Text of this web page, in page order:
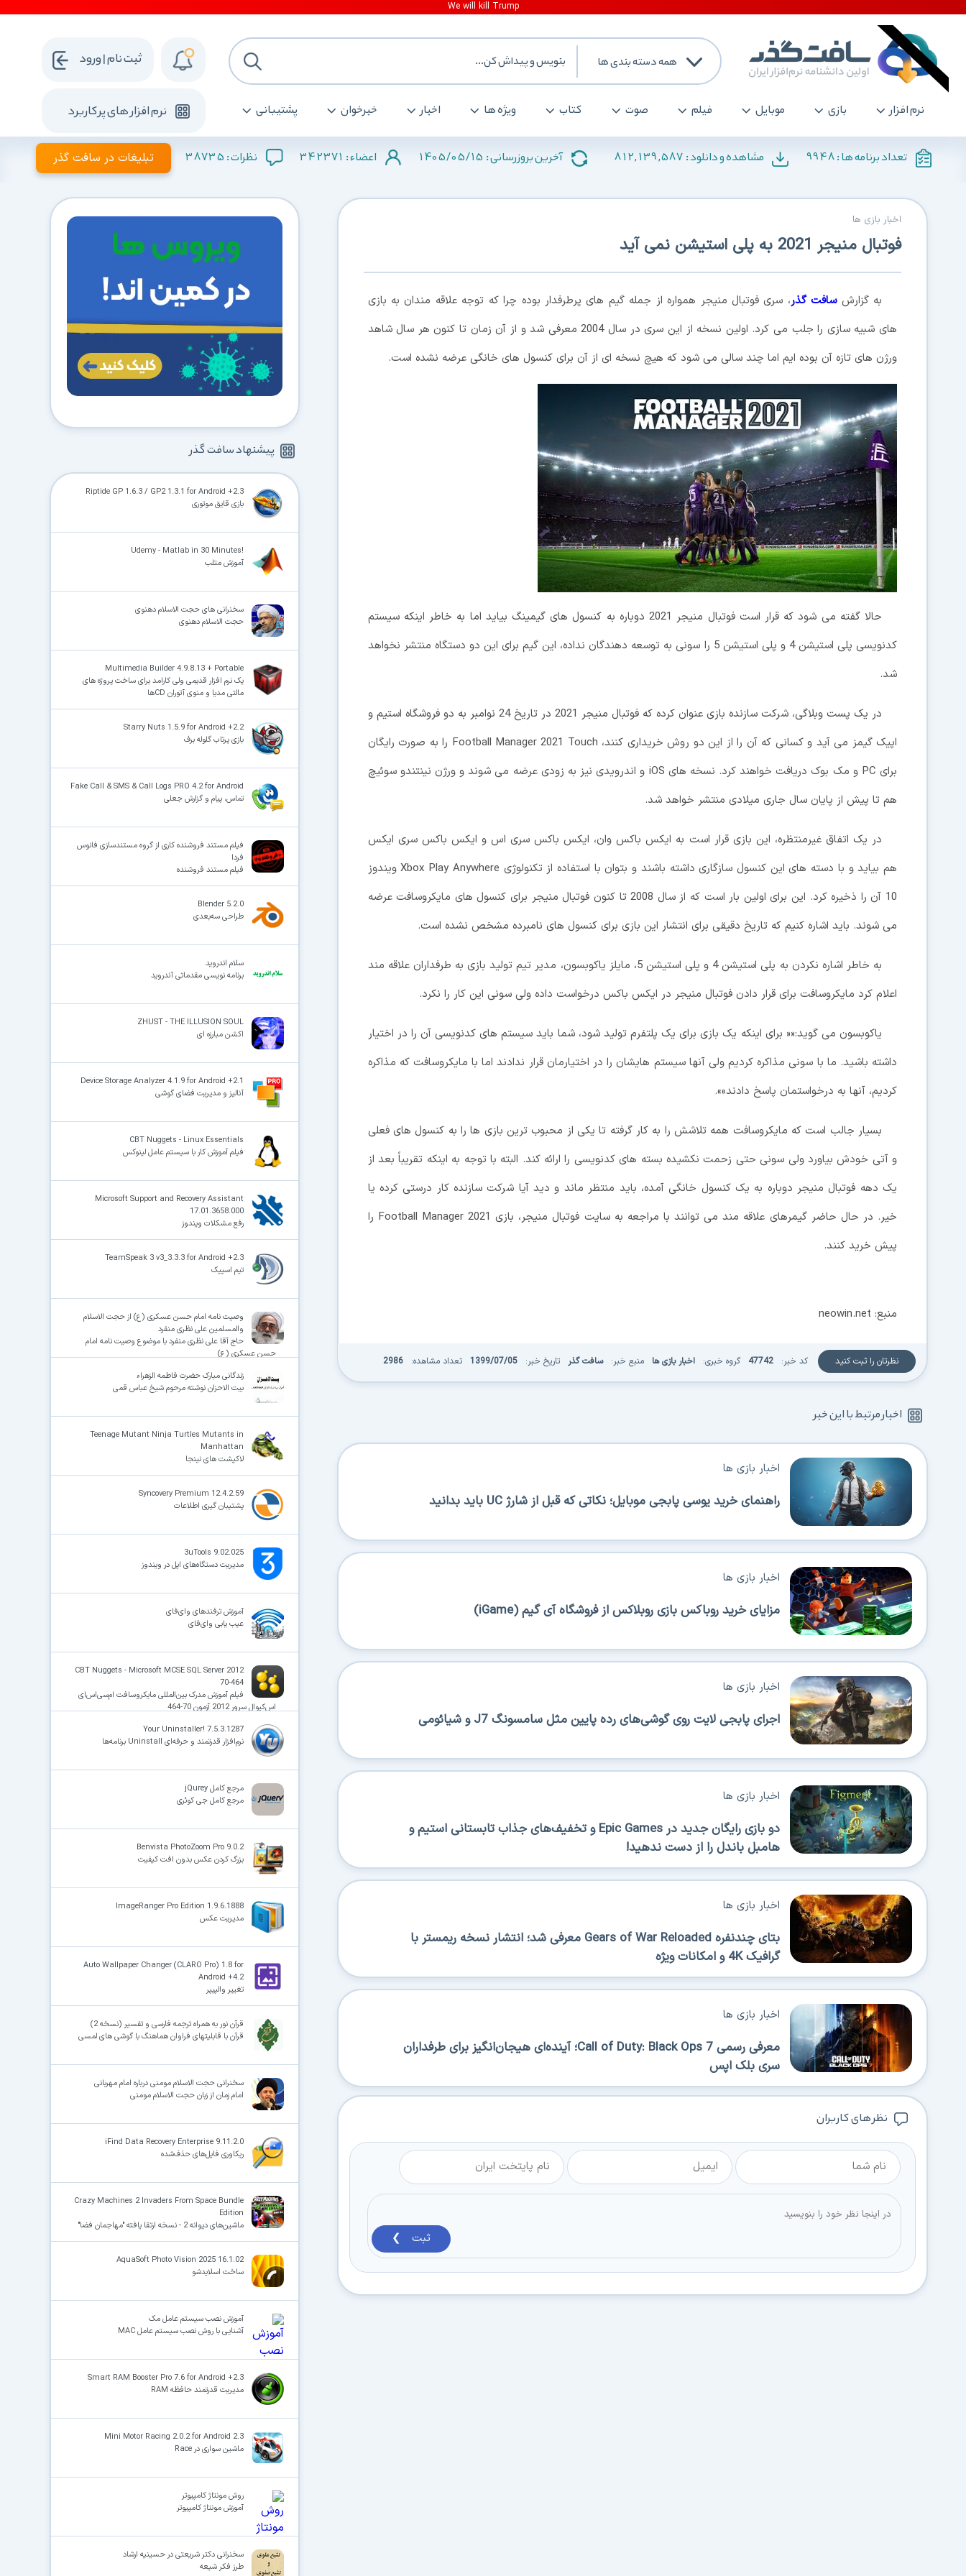
همه دسته بندی ها
نرم افزار بازی موبایل فیلم صوت کتاب ویژه ها اخبار خبرخوان پشتیبانی نرم افزار های پرکاربرد
ثبت نام | ورود
تعداد برنامه ها :9948 مشاهده و دانلود : 812,139,587 آخرین بروزرسانی : 1405/05/15 اعضاء : 342371 نظرات : 38735 تبلیغات در سافت گذر
اخبار بازی ها
فوتبال منیجر 2021 به پلی استیشن نمی آید
به گزارشسافت گذر، سری فوتبال منیجر همواره از جمله گیم های پرطرفدار بوده چرا که توجه علاقه مندان به بازی
های شبیه سازی را جلب می کرد. اولین نسخه از این سری در سال 2004 معرفی شد و از آن زمان تا کنون هر سال شاهد
ورژن های تازه آن بوده ایم اما چند سالی می شود که هیچ نسخه ای از آن برای کنسول های خانگی عرضه نشده است.
حالا گفته می شود که قرار است فوتبال منیجر 2021 دوباره به کنسول های گیمینگ بیاید اما به خاطر اینکه سیستم
کدنویسی پلی استیشن 4 و پلی استیشن 5 را سونی به توسعه دهندگان نداده، این گیم برای این دو دستگاه منتشر نخواهد
شد.
در یک پست وبلاگی، شرکت سازنده بازی عنوان کرده که فوتبال منیجر 2021 در تاریخ 24 نوامبر به دو فروشگاه استیم و
اپیک گیمز می آید و کسانی که آن را از این دو روش خریداری کنند، Football Manager 2021 Touch را به صورت رایگان
برای PC و مک بوک دریافت خواهند کرد. نسخه های iOS و اندرویدی نیز به زودی عرضه می شوند و ورژن نینتندو سوئیچ
هم تا پیش از پایان سال جاری میلادی منتشر خواهد شد.
در یک اتفاق غیرمنتظره، این بازی قرار است به ایکس باکس وان، ایکس باکس سری اس و ایکس باکس سری ایکس
هم بیاید و با دسته های این کنسول سازگاری داشته باشند و بتوان با استفاده از تکنولوژی Xbox Play Anywhere ویندوز
10 آن را ذخیره کرد. این برای اولین بار است که از سال 2008 تا کنون فوتبال منیجر برای کنسول های مایکروسافت عرضه
می شوند. باید اشاره کنیم که تاریخ دقیقی برای انتشار این بازی برای کنسول های نامبرده مشخص نشده است.
به خاطر اشاره نکردن به پلی استیشن 4 و پلی استیشن 5، مایلز یاکوبسون، مدیر تیم تولید بازی به طرفداران علاقه مند
اعلام کرد مایکروسافت برای قرار دادن فوتبال منیجر در ایکس باکس درخواست داده ولی سونی این کار را نکرد.
یاکوبسون می گوید:«« برای اینکه یک بازی برای یک پلتفرم تولید شود، شما باید سیستم های کدنویسی آن را در اختیار
داشته باشید. ما با سونی مذاکره کردیم ولی آنها سیستم هایشان را در اختیارمان قرار ندادند اما با مایکروسافت که مذاکره
کردیم، آنها به درخواستمان پاسخ دادند»».
بسیار جالب است که مایکروسافت همه تلاشش را به کار گرفته تا یکی از محبوب ترین بازی ها را به کنسول های فعلی
و آتی خودش بیاورد ولی سونی حتی زحمت نکشیده بسته های کدنویسی را ارائه کند. البته با توجه به اینکه تقریباً بعد از
یک دهه فوتبال منیجر دوباره به یک کنسول خانگی آمده، باید منتظر ماند و دید آیا شرکت سازنده کار درستی کرده یا
خیر. در حال حاضر گیمرهای علاقه مند می توانند با مراجعه به سایت فوتبال منیجر، بازی Football Manager 2021 را
پیش خرید کنند.
منبع: neowin.net
نظرتان را ثبت کنید کد خبر: 47742 گروه خبری: اخبار بازی ها منبع خبر: سافت گذر تاریخ خبر: 1399/07/05 تعداد مشاهده: 2986
اخبار مرتبط با این خبر
راهنمای خرید یوسی پابجی موبایل؛ نکاتی که قبل از شارژ UC باید بدانید
اخبار بازی ها
مزایای خرید روباکس بازی روبلاکس از فروشگاه آی گیم (iGame)
اخبار بازی ها
اجرای پابجی لایت روی گوشی‌های رده پایین مثل سامسونگ J7 و شیائومی
اخبار بازی ها
دو بازی رایگان جدید در Epic Games و تخفیف‌های جذاب تابستانی استیم و
هامبل باندل را از دست ندهید!
اخبار بازی ها
بتای چندنفره Gears of War Reloaded معرفی شد؛ انتشار نسخه ریمستر با
گرافیک 4K و امکانات ویژه
اخبار بازی ها
معرفی رسمی Call of Duty: Black Ops 7؛ آینده‌ای هیجان‌انگیز برای طرفداران
سری بلک اپس
اخبار بازی ها
نظر های کاربران
ثبت ❯
پیشنهاد سافت گذر
Riptide GP 1.6.3 / GP2 1.3.1 for Android +2.3
بازی قایق موتوری
!Udemy - Matlab in 30 Minutes
آموزش متلب
سخنرانی های حجت الاسلام دهنوی
حجت الاسلام دهنوی
Multimedia Builder 4.9.8.13 + Portable
یک نرم افزار قدیمی ولی کارامد برای ساخت پروژه های
مالتی مدیا و منوی آتوران CDها
Starry Nuts 1.5.9 for Android +2.2
بازی پرتاب گلوله برف
Fake Call & SMS & Call Logs PRO 4.2 for Android
تماس، پیام و گزارش جعلی
فیلم مستند فروشنده کاری از گروه مستندسازی فانوس
فردا
فیلم مستند فروشنده
Blender 5.2.0
طراحی سه‌بعدی
سلام اندروید
برنامه نویسی مقدماتی آندروید
ZHUST - THE ILLUSION SOUL
اکشن مبارزه ای
Device Storage Analyzer 4.1.9 for Android +2.1
آنالیز و مدیریت فضای گوشی
CBT Nuggets - Linux Essentials
فیلم آموزش کار با سیستم عامل لینوکس
Microsoft Support and Recovery Assistant
17.01.3658.000
رفع مشکلات ویندوز
TeamSpeak 3 v3_3.3.3 for Android +2.3
تیم اسپیک
وصیت نامه امام حسن عسکری (ع) از حجت الاسلام
والمسلمین علی نظری منفرد
حاج آقا علی نظری منفرد با موضوع وصیت نامه امام
حسن عسکری (ع)
زندگانی مبارک حضرت فاطمه الزهراء
بیت الاحزان نوشته مرحوم شیخ عباس قمی
Teenage Mutant Ninja Turtles Mutants in
Manhattan
لاکپشت های نینجا
Syncovery Premium 12.4.2.59
پشتیبان گیری اطلاعات
3uTools 9.02.025
مدیریت دستگاه‌های اپل در ویندوز
آموزش ترفندهای وای‌فای
عیب‌ یابی وای‌فای
CBT Nuggets - Microsoft MCSE SQL Server 2012
70-464
فیلم آموزش مدرک بین‌المللی مایکروسافت ام‌سی‌اس‌ای
اس‌کیو‌ال سروِر 2012 آزمون 70-464
Your Uninstaller! 7.5.3.1287
نرم‌افزار قدرتمند و حرفه‌ای Uninstall برنامه‌ها
مرجع کامل jQurey
مرجع کامل جی کوئری
Benvista PhotoZoom Pro 9.0.2
بزرگ کردن عکس بدون افت کیفیت
ImageRanger Pro Edition 1.9.6.1888
مدیریت عکس‌
Auto Wallpaper Changer (CLARO Pro) 1.8 for
Android +4.2
تغییر والپیپر
قرآن نور به همراه ترجمه فارسی و تفسیر (نسخه 2)
قرآن با قابلیتهای فراوان هماهنگ با گوشی های لمسی
سخنرانی حجت الاسلام مومنی درباره امام مهربانی
امام زمان از زبان حجت الاسلام مومنی
iFind Data Recovery Enterprise 9.11.2.0
ریکاوری فایل‌های حذف‌شده
Crazy Machines 2 Invaders From Space Bundle
Edition
ماشین‌های دیوانه 2 - نسخه ارتقا یافته "مهاجمان فضا"
AquaSoft Photo Vision 2025 16.1.02
ساخت اسلایدشو
آموزش نصب سیستم عامل مک
آشنایی با روش نصب سیستم عامل MAC
Smart RAM Booster Pro 7.6 for Android +2.3
مدیریت قدرتمند حافظه RAM
Mini Motor Racing 2.0.2 for Android 2.3
ماشین سواری در Race
روش مونتاژ کامپیوتر
آموزش مونتاژ کامپیوتر
سخنرانی دکتر شریعتی در حسینیه ارشاد
طرز فکر شیعه